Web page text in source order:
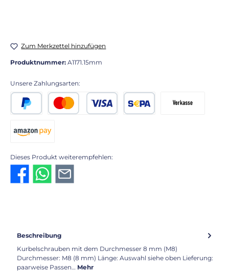
Zum Merkzettel hinzufügen
Produktnummer: A1171.15mm
Unsere Zahlungsarten:
Dieses Produkt weiterempfehlen:
Beschreibung
Kurbelschrauben mit dem Durchmesser 8 mm (M8)
Durchmesser: M8 (8 mm) Länge: Auswahl siehe oben Lieferung:
paarweise Passen… Mehr